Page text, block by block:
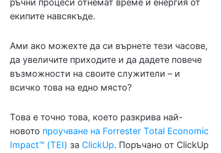
ръчни процеси отнемат време и енергия от
екипите навсякъде.
Ами ако можехте да си върнете тези часове,
да увеличите приходите и да дадете повече
възможности на своите служители – и
всичко това на едно място?
Това е точно това, което разкрива най-
новото проучване на Forrester Total Economic
Impact™ (TEI) за ClickUp. Поръчано от ClickUp